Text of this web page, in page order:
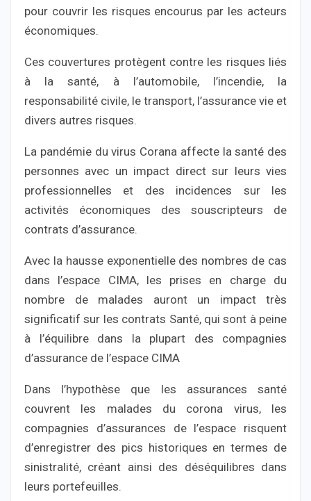
pour couvrir les risques encourus par les acteurs
économiques.
Ces couvertures protègent contre les risques liés
à la santé, à l’automobile, l’incendie, la
responsabilité civile, le transport, l’assurance vie et
divers autres risques.
La pandémie du virus Corana affecte la santé des
personnes avec un impact direct sur leurs vies
professionnelles et des incidences sur les
activités économiques des souscripteurs de
contrats d’assurance.
Avec la hausse exponentielle des nombres de cas
dans l’espace CIMA, les prises en charge du
nombre de malades auront un impact très
significatif sur les contrats Santé, qui sont à peine
à l’équilibre dans la plupart des compagnies
d’assurance de l’espace CIMA
Dans l’hypothèse que les assurances santé
couvrent les malades du corona virus, les
compagnies d’assurances de l’espace risquent
d’enregistrer des pics historiques en termes de
sinistralité, créant ainsi des déséquilibres dans
leurs portefeuilles.